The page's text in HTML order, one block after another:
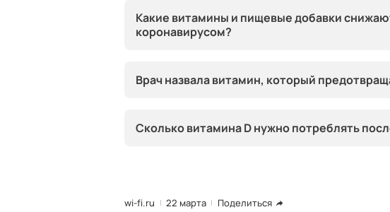
Какие витамины и пищевые добавки
коронавирусом?
Врач назвала витамин, который
Сколько витамина D нужно потреблять
wi-fi.ru 22 марта Поделиться